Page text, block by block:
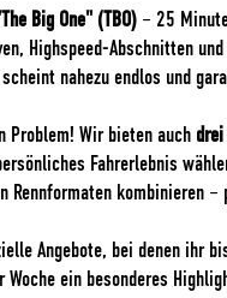
Big One" (TBO) – 25
Highspeed-Abschnitten
scheint nahezu endlos und
Problem! Wir bieten auch
Fahrerlebnis
Rennformaten kombinieren
Angebote, bei denen ihr
Woche ein besonderes